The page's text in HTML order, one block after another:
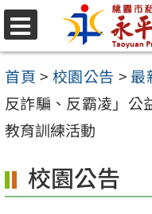
跳
至
主
要
內
區
首頁 > 校園公告 > 最
反詐騙、反霸凌」公
教育訓練活動
校園公告
選
單